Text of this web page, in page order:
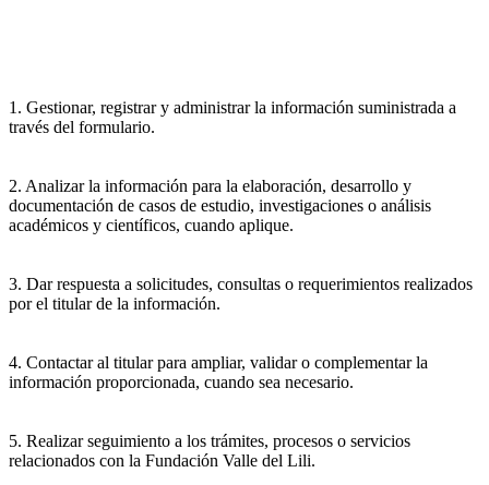
1. Gestionar, registrar y administrar la información suministrada a
través del formulario.
2. Analizar la información para la elaboración, desarrollo y
documentación de casos de estudio, investigaciones o análisis
académicos y científicos, cuando aplique.
3. Dar respuesta a solicitudes, consultas o requerimientos realizados
por el titular de la información.
4. Contactar al titular para ampliar, validar o complementar la
información proporcionada, cuando sea necesario.
5. Realizar seguimiento a los trámites, procesos o servicios
relacionados con la Fundación Valle del Lili.